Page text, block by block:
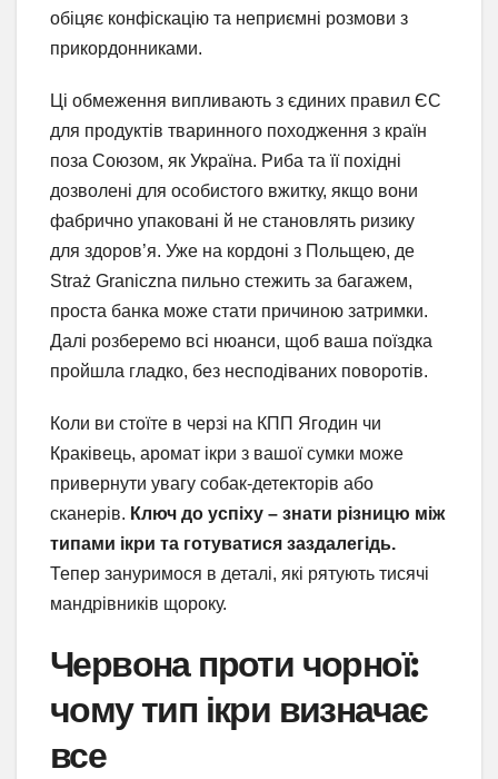
обіцяє конфіскацію та неприємні розмови з
прикордонниками.
Ці обмеження випливають з єдиних правил ЄС
для продуктів тваринного походження з країн
поза Союзом, як Україна. Риба та її похідні
дозволені для особистого вжитку, якщо вони
фабрично упаковані й не становлять ризику
для здоров’я. Уже на кордоні з Польщею, де
Straż Graniczna пильно стежить за багажем,
проста банка може стати причиною затримки.
Далі розберемо всі нюанси, щоб ваша поїздка
пройшла гладко, без несподіваних поворотів.
Коли ви стоїте в черзі на КПП Ягодин чи
Краківець, аромат ікри з вашої сумки може
привернути увагу собак-детекторів або
сканерів. Ключ до успіху – знати різницю між
типами ікри та готуватися заздалегідь.
Тепер зануримося в деталі, які рятують тисячі
мандрівників щороку.
Червона проти чорної:
чому тип ікри визначає
все